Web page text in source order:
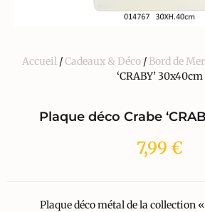
Accueil/Cadeaux & Déco/ Bord de Mer
‘CRABY’ 30x40cm
Plaque déco Crabe
7,99 €
Plaque déco métal de la collection